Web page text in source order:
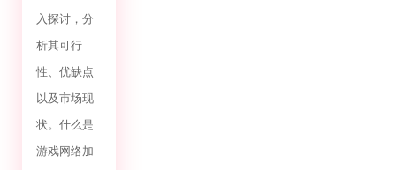
入探讨，分
析其可行
性、优缺点
以及市场现
状。什么是
游戏网络加